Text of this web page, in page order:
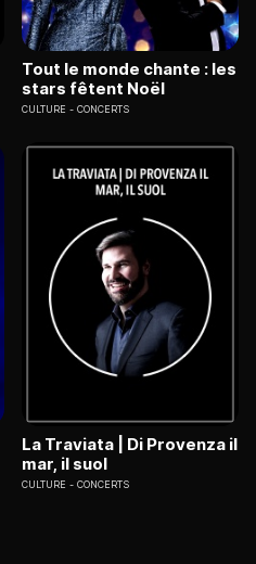
Tout le monde chante : les
stars fêtent Noël
CULTURE CONCERTS
La Traviata | Di Provenza il
mar, il suol
CULTURE CONCERTS